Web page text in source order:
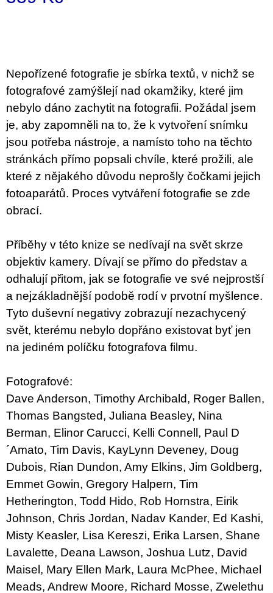
Nepořízené fotografie je sbírka textů, v nichž se
fotografové zamýšlejí nad okamžiky, které jim
nebylo dáno zachytit na fotografii. Požádal jsem
je, aby zapomněli na to, že k vytvoření snímku
jsou potřeba nástroje, a namísto toho na těchto
stránkách přímo popsali chvíle, které prožili, ale
které z nějakého důvodu neprošly čočkami jejich
fotoaparátů. Proces vytváření fotografie se zde
obrací.
Příběhy v této knize se nedívají na svět skrze
objektiv kamery. Dívají se přímo do představ a
odhalují přitom, jak se fotografie ve své nejprostší
a nejzákladnější podobě rodí v prvotní myšlence.
Tyto duševní negativy zobrazují nezachycený
svět, kterému nebylo dopřáno existovat byť jen
na jediném políčku fotografova filmu.
Fotografové:
Dave Anderson, Timothy Archibald, Roger Ballen,
Thomas Bangsted, Juliana Beasley, Nina
Berman, Elinor Carucci, Kelli Connell, Paul D
´Amato, Tim Davis, KayLynn Deveney, Doug
Dubois, Rian Dundon, Amy Elkins, Jim Goldberg,
Emmet Gowin, Gregory Halpern, Tim
Hetherington, Todd Hido, Rob Hornstra, Eirik
Johnson, Chris Jordan, Nadav Kander, Ed Kashi,
Misty Keasler, Lisa Kereszi, Erika Larsen, Shane
Lavalette, Deana Lawson, Joshua Lutz, David
Maisel, Mary Ellen Mark, Laura McPhee, Michael
Meads, Andrew Moore, Richard Mosse, Zwelethu
d
JMÉNO
380
Kč